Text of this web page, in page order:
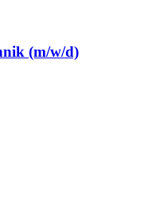
(m/w/d)